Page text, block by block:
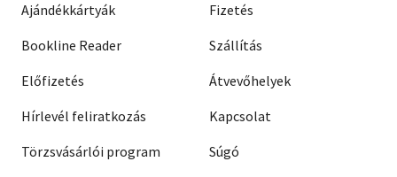
Ajándékkártyák
Bookline Reader
Előfizetés
Hírlevél feliratkozás
Törzsvásárlói program
Fizetés
Szállítás
Átvevőhelyek
Kapcsolat
Súgó